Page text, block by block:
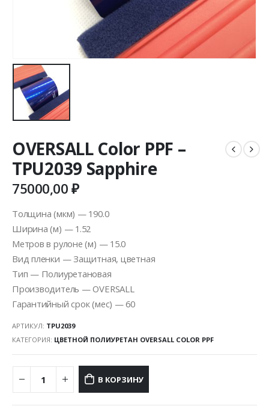
OVERSALL Color PPF –
TPU2039 Sapphire
75000,00₽
Толщина (мкм) — 190.0
Ширина (м) — 1.52
Метров в рулоне (м) — 15.0
Вид пленки — Защитная, цветная
Тип — Полиуретановая
Производитель — OVERSALL
Гарантийный срок (мес) — 60
АРТИКУЛ: TPU2039
КАТЕГОРИЯ: ЦВЕТНОЙ ПОЛИУРЕТАН OVERSALL COLOR PPF
В КОРЗИНУ